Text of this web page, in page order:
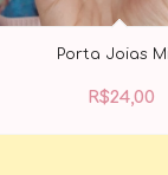
Porta Joias
R$24,00